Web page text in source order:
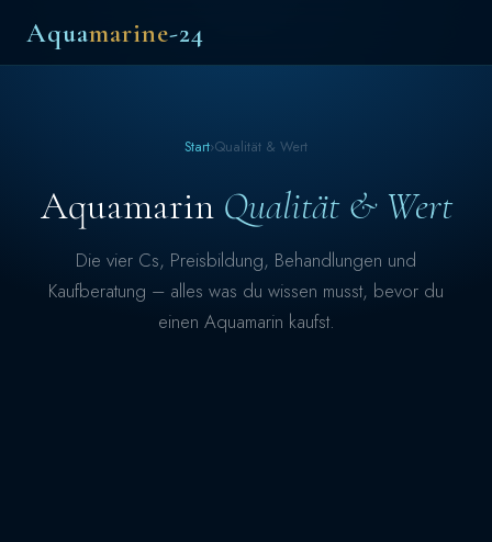
Aquamarine-24
Start›Qualität & Wert
Aquamarin Qualität & Wert
Die vier Cs, Preisbildung, Behandlungen und
Kaufberatung – alles was du wissen musst, bevor du
einen Aquamarin kaufst.